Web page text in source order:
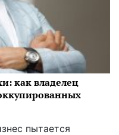
как владелец
пытается